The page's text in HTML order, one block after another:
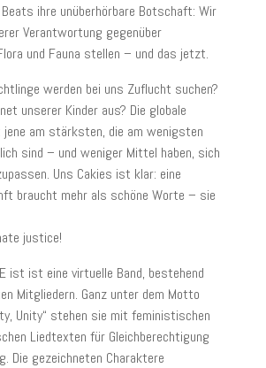
ihre unüberhörbare Botschaft: Wir
Verantwortung gegenüber
und Fauna stellen – und das jetzt.
werden bei uns Zuflucht suchen?
unserer Kinder aus? Die globale
am stärksten, die am wenigsten
sind – und weniger Mittel haben, sich
Uns Cakies ist klar: eine
braucht mehr als schöne Worte – sie
justice!
ist ist eine virtuelle Band, bestehend
Mitgliedern. Ganz unter dem Motto
Unity“ stehen sie mit feministischen
Liedtexten für Gleichberechtigung
Die gezeichneten Charaktere